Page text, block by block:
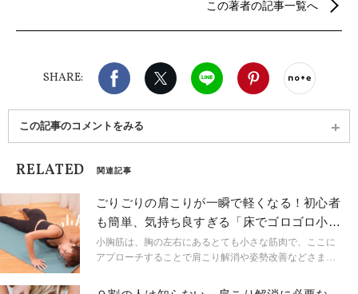
企業ヨガ等の出張クラスも行いながら、大規模イベ
使い方なども伝えている。"心身が整いほぐれるレッ
スン"効果を感じ分かりやすい！と人気を集めてい
この著者の記事一覧へ
SHARE:
Facebook X（旧twitter）
LINE Pinterest
この記事のコメントをみる
RELATED 関連記事
ごりごりの肩こりが一瞬で軽くなる！初心者
も簡単、気持ち良すぎる「床でゴロゴロ小胸
筋ストレッチ」
小胸筋は、胸の左右にあるとても小さな筋肉で、ここに
アプローチすることで肩こり解消や姿勢改善などさまざ
トレッチは、簡単かつとても気持ちいいので、自宅でリ